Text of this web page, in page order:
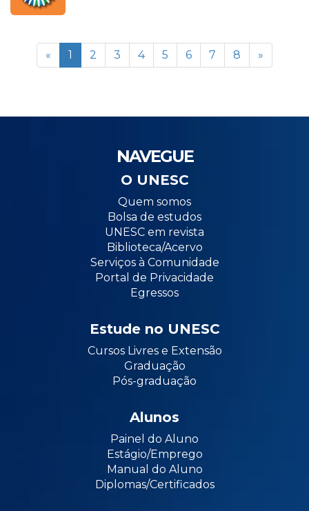
« 1 2 3 4 5 6 7 8 »
NAVEGUE
O UNESC
Quem somos
Bolsa de estudos
UNESC em revista
Biblioteca/Acervo
Serviços à Comunidade
Portal de Privacidade
Egressos
Estude no UNESC
Cursos Livres e Extensão
Graduação
Pós-graduação
Alunos
Painel do Aluno
Estágio/Emprego
Manual do Aluno
Diplomas/Certificados